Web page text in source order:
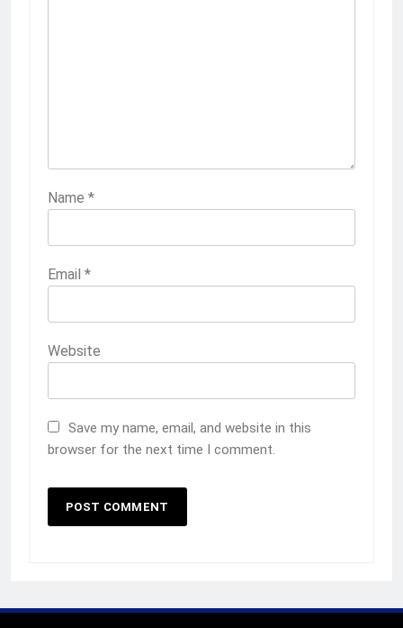
Name *
Email *
Website
Save my name, email, and website in this
browser for the next time I comment.
Orangtua untuk Sukseskan PKL
Surabaya
Surabaya
KURIKULUM PKL
TKRO Berani Adu Nyali di Auto
Penempatan PKL TKRO Tahap I di